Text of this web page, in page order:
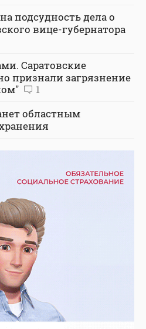
подсудность дела о
вице-губернатора
Саратовские
признали загрязнение
1
областным